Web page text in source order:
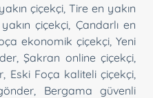
çiçekçi Tire en yakın
çiçekçi Çandarlı en
ekonomik çiçekçi,Yeni
, Şakran online çiçekçi
Eski Foça kaliteli çiçekçi
Bergama güvenli